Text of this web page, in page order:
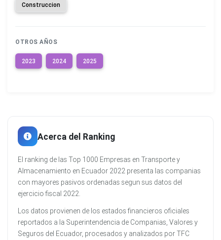
Construccion
OTROS AÑOS
2023 2024 2025
Acerca del Ranking
El ranking de las Top 1000 Empresas en Transporte y
Almacenamiento en Ecuador 2022 presenta las companias
con mayores pasivos ordenadas segun sus datos del
ejercicio fiscal 2022.
Los datos provienen de los estados financieros oficiales
reportados a la Superintendencia de Companias, Valores y
Seguros del Ecuador, procesados y analizados por TFC